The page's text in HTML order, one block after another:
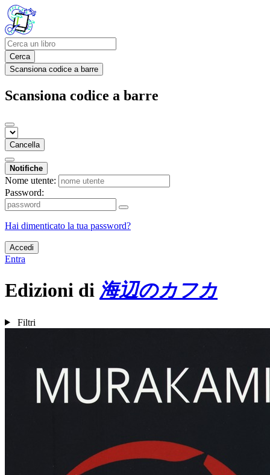
Cerca
Scansiona codice a barre
Scansiona codice a barre
Cancella
Notifiche
Nome utente:
Password:
Hai dimenticato la tua password?
Accedi
Entra
Edizioni di 海辺のカフカ
Filtri